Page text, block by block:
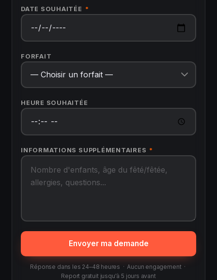
DATE SOUHAITÉE *
FORFAIT
HEURE SOUHAITÉE
INFORMATIONS SUPPLÉMENTAIRES *
Envoyer ma demande
Réponse dans les 24–48 heures · Aucun engagement ·
Report gratuit jusqu'à 5 jours avant